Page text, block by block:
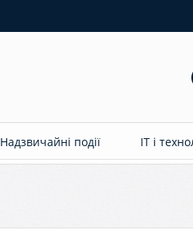
Надзвичайні події ІТ і